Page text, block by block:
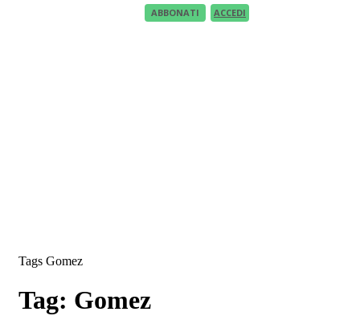
ABBONATI ACCEDI
Tags Gomez
Tag: Gomez